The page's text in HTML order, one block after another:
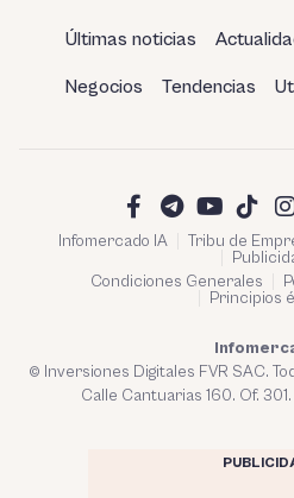
Últimas noticias
Negocios Tendencias
Infomercado IA Tribu de
Condiciones Generales
Principios
© Inversiones Digitales FVR SAC.
Calle Cantuarias 160. Of.